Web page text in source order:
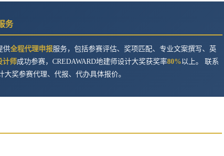
务
供全程代理申报服务，包括参赛评估、奖项匹配、专业文案撰写、英
计师成功参赛， CREDAWARD地建师设计大奖获奖率80%以上。 联系
大奖参赛代理、代报、代办具体报价。